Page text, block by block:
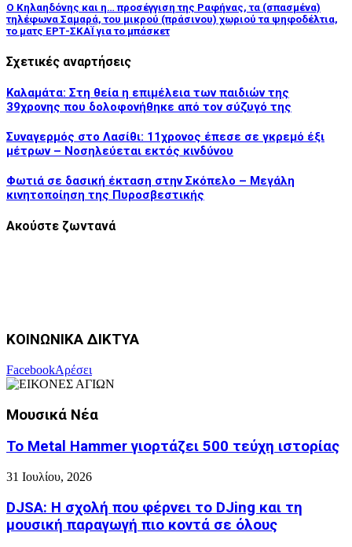
Ο Κηλαηδόνης και η… προσέγγιση της Ραφήνας, τα (σπασμένα)
τηλέφωνα Σαμαρά, του μικρού (πράσινου) χωριού τα ψηφοδέλτια,
το ματς ΕΡΤ-ΣΚΑΪ για το μπάσκετ
Σχετικές αναρτήσεις
Καλαμάτα: Στη θεία η επιμέλεια των παιδιών της
39χρονης που δολοφονήθηκε από τον σύζυγό της
Συναγερμός στο Λασίθι: 11χρονος έπεσε σε γκρεμό έξι
μέτρων – Νοσηλεύεται εκτός κινδύνου
Φωτιά σε δασική έκταση στην Σκόπελο – Μεγάλη
κινητοποίηση της Πυροσβεστικής
Ακούστε ζωντανά
ΚΟΙΝΩΝΙΚΑ ΔΙΚΤΥΑ
FacebookΑρέσει
Μουσικά Νέα
Το Metal Hammer γιορτάζει 500 τεύχη ιστορίας
31 Ιουλίου, 2026
DJSA: Η σχολή που φέρνει το DJing και τη
μουσική παραγωγή πιο κοντά σε όλους